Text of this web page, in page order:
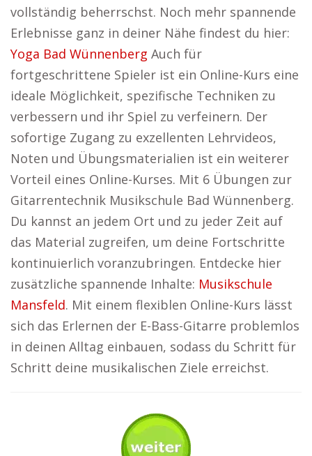
vollständig beherrschst. Noch mehr spannende
Erlebnisse ganz in deiner Nähe findest du hier:
Yoga Bad Wünnenberg Auch für
fortgeschrittene Spieler ist ein Online-Kurs eine
ideale Möglichkeit, spezifische Techniken zu
verbessern und ihr Spiel zu verfeinern. Der
sofortige Zugang zu exzellenten Lehrvideos,
Noten und Übungsmaterialien ist ein weiterer
Vorteil eines Online-Kurses. Mit 6 Übungen zur
Gitarrentechnik Musikschule Bad Wünnenberg.
Du kannst an jedem Ort und zu jeder Zeit auf
das Material zugreifen, um deine Fortschritte
kontinuierlich voranzubringen. Entdecke hier
zusätzliche spannende Inhalte: Musikschule
Mansfeld. Mit einem flexiblen Online-Kurs lässt
sich das Erlernen der E-Bass-Gitarre problemlos
in deinen Alltag einbauen, sodass du Schritt für
Schritt deine musikalischen Ziele erreichst.